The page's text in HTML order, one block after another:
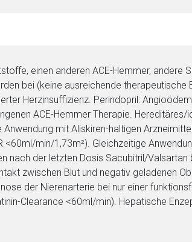
einen anderen ACE-Hemmer, andere
bei (keine ausreichende therapeutische
Herzinsuffizienz. Perindopril:
ACE-Hemmer Therapie. Hereditäres/
mit Aliskiren-haltigen
min/1,73m²). Gleichzeitige
nach der letzten Dosis Sacubitril/
zwischen Blut und negativ geladenen
der Nierenarterie bei nur einer
Clearance <60ml/min). Hepatische